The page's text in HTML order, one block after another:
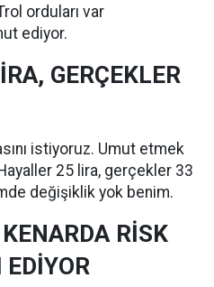
orduları var
ediyor.
GERÇEKLER
istiyoruz. Umut etmek
25 lira, gerçekler 33
değişiklik yok benim.
RİSK